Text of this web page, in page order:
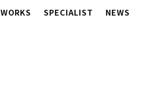
WORKS SPECIALIST NEWS